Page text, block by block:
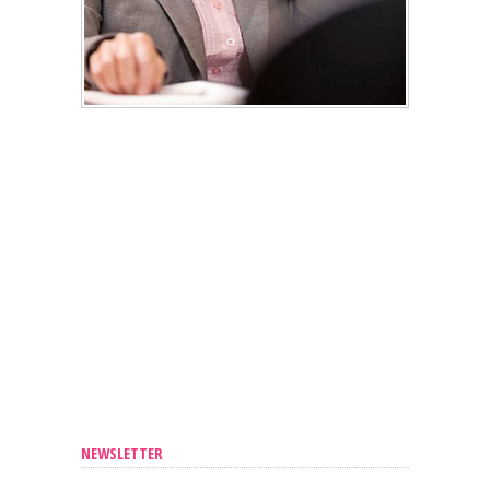
NEWSLETTER